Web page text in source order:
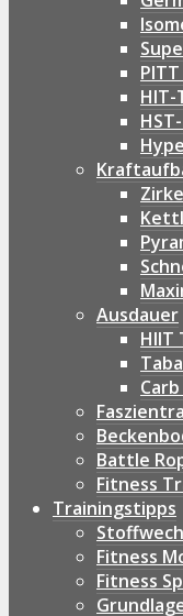
Ausdauer
HIIT
Battle
Fitness
Trainingstipps
Fitness
Fitness